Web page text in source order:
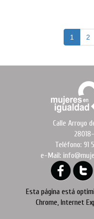
1 2
Calle Arroyo
Teléfono: 91
e-Mail:
Esta página está
Chrome, Internet